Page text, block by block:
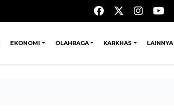
EKONOMI OLAHRAGA KARKHAS LAINNYA